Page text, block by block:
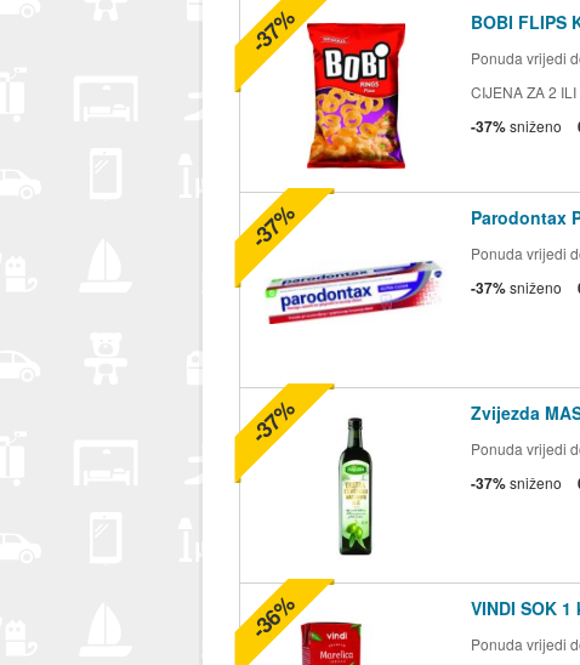
BOBI FLIPS
Ponuda vrijedi
CIJENA ZA 2 ILI
-37%sniženo
-37%
Parodontax
Ponuda vrijedi
-37%sniženo
-37%
Zvijezda
Ponuda vrijedi
-37%sniženo
-37%
VINDI SOK 1
Ponuda vrijedi
-36%